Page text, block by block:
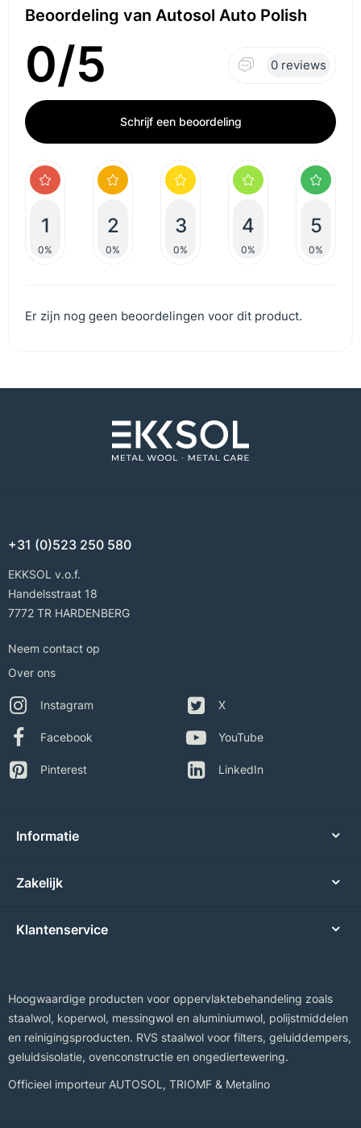
Beoordeling van Autosol Auto Polish
0/5 0 reviews
Schrijf een beoordeling
1
0%
2
0%
3
0%
4
0%
5
0%
Er zijn nog geen beoordelingen voor dit product.
+31 (0)523 250 580
EKKSOL v.o.f.
Handelsstraat 18
7772 TR HARDENBERG
Neem contact op
Over ons
Instagram
Facebook
Pinterest
X
YouTube
LinkedIn
Informatie
Zakelijk
Klantenservice
Hoogwaardige producten voor oppervlaktebehandeling zoals
staalwol, koperwol, messingwol en aluminiumwol, polijstmiddelen
en reinigingsproducten. RVS staalwol voor filters, geluiddempers,
geluidsisolatie, ovenconstructie en ongediertewering.
Officieel importeur AUTOSOL , TRIOMF & Metalino